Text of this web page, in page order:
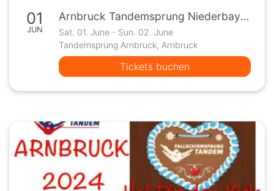
01
JUN
Arnbruck Tandemsprung Niederbayern Fallschirmspringen
Sat. 01. June - Sun. 02. June
Tandemsprung Arnbruck, Arnbruck
Tickets buchen